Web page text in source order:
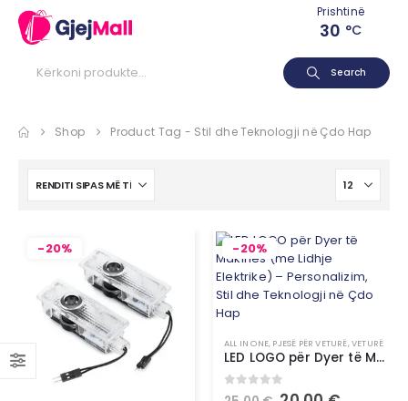
Prishtinë
30 °C
Search
Shop Product Tag - Stil dhe Teknologji në Çdo Hap
-20% -20%
ALL IN ONE, PJESË PËR VETURË,VETURË
LED LOGO për Dyer të Makinës (me Lidhje Elektrike) – Personalizim, Stil dhe Teknologji në Çdo Hap
out of 5